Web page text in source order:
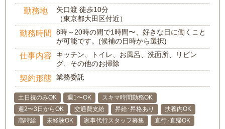
勤務地
矢口渡 徒歩10分
（東京都大田区付近）
勤務時間
8時～20時の間で1時間〜、好きな日に働くこと
が可能です。(候補の日時から選択)
仕事内容
キッチン、トイレ、お風呂、洗面所、リビン
グ、その他のお掃除
契約形態 業務委託
土日祝のみOK 週1〜OK
スキマ時間勤務OK
週2〜3日からOK
交通費支給 昇給･昇格あり
扶養内OK
高時給
未経験OK 家事代行スタッフ募集 直行･直帰OK